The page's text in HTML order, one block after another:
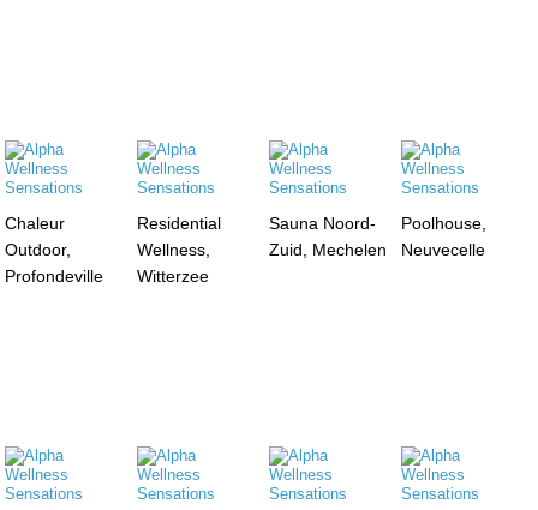
Chaleur
Outdoor,
Profondeville
Residential
Wellness,
Witterzee
Sauna Noord-
Zuid, Mechelen
Poolhouse,
Neuvecelle